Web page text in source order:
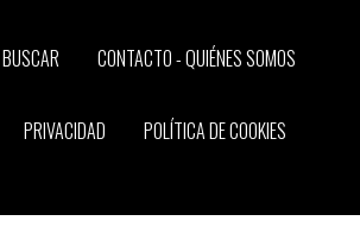
BUSCAR CONTACTO - QUIÉNES SOMOS
PRIVACIDAD POLÍTICA DE COOKIES